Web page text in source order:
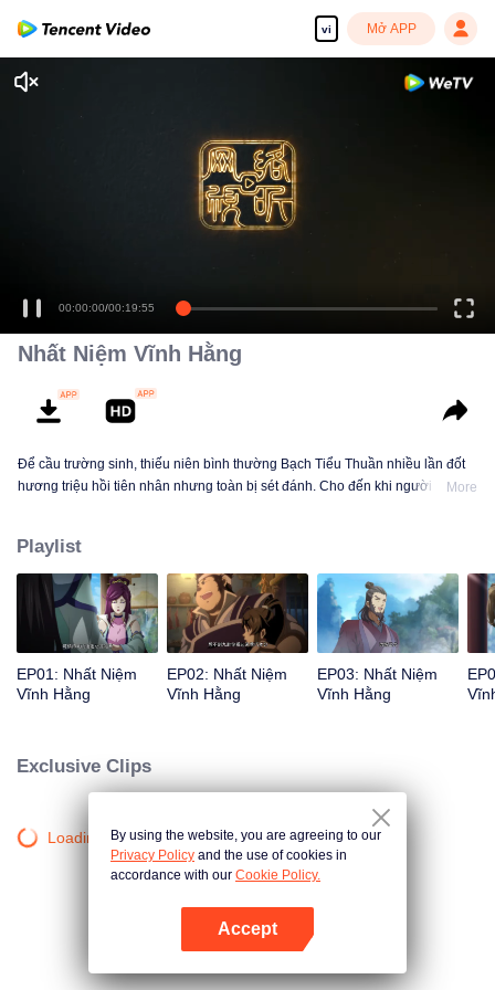
vi Mở APP
Nhất Niệm Vĩnh Hằng
Để cầu trường sinh, thiếu niên bình thường Bạch Tiểu Thuần nhiều lần đốt
hương triệu hồi tiên nhân nhưng toàn bị sét đánh. Cho đến khi người dẫnMore
Playlist
EP01: Nhất Niệm
Vĩnh Hằng
EP02: Nhất Niệm
Vĩnh Hằng
EP03: Nhất Niệm
Vĩnh Hằng
Exclusive Clips
Loading…By using the website, you are agreeing to our
Privacy Policy and the use of cookies in
accordance with our Cookie Policy.
Accept